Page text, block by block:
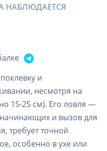
НАБЛЮДАЕТСЯ
и
несмотря на
15-25 см). Его ловля —
и вызов для
требует точной
особенно в ухе или